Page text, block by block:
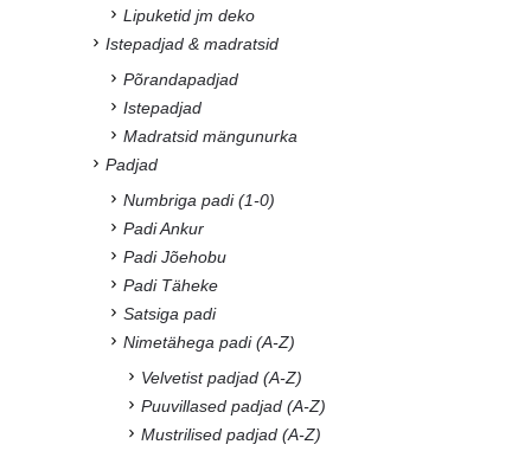
Lipuketid jm deko
Istepadjad & madratsid
Põrandapadjad
Istepadjad
Madratsid mängunurka
Padjad
Numbriga padi (1-0)
Padi Ankur
Padi Jõehobu
Padi Täheke
Satsiga padi
Nimetähega padi (A-Z)
Velvetist padjad (A-Z)
Puuvillased padjad (A-Z)
Mustrilised padjad (A-Z)